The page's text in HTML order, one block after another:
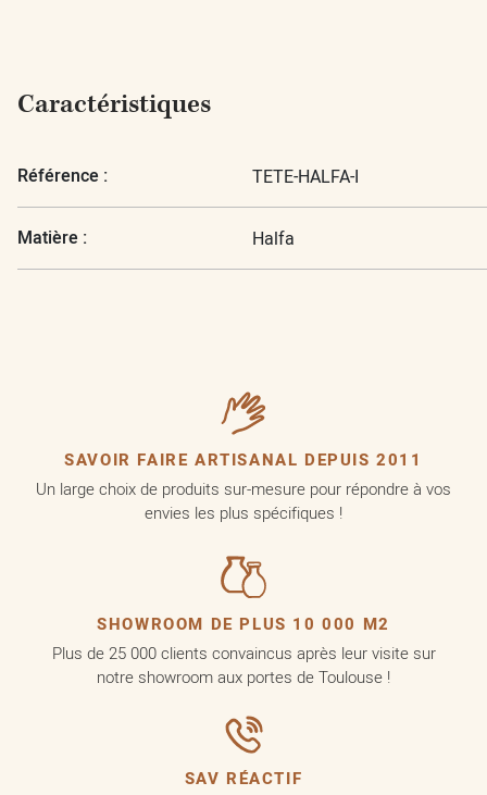
Caractéristiques
Référence : TETE-HALFA-I
Matière : Halfa
SAVOIR FAIRE ARTISANAL DEPUIS 2011
Un large choix de produits sur-mesure pour répondre à vos
envies les plus spécifiques !
SHOWROOM DE PLUS 10 000 M2
Plus de 25 000 clients convaincus après leur visite sur
notre showroom aux portes de Toulouse !
SAV RÉACTIF